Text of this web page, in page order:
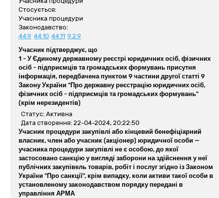
Стосується:
Учасника процедури
Законодавство:
44.9 44.10 44.11 9.2.9
Учасник підтверджує, що
1 - У Єдиному державному реєстрі юридичних осіб, фізичних
осіб - підприємців та громадських формувань присутня
інформація, передбачена пунктом 9 частини другої статті 9
Закону України "Про державну реєстрацію юридичних осіб,
фізичних осіб - підприємців та громадських формувань"
(крім нерезидентів)
Статус: Активна
Дата створення: 22-04-2024, 20:22:50
Учасник процедури закупівлі або кінцевий бенефіціарний
власник, член або учасник (акціонер) юридичної особи —
учасника процедури закупівлі не є особою, до якої
застосовано санкцію у вигляді заборони на здійснення у неї
публічних закупівель товарів, робіт і послуг згідно із Законом
України "Про санкції", крім випадку, коли активи такої особи в
установленому законодавством порядку передані в
управління АРМА